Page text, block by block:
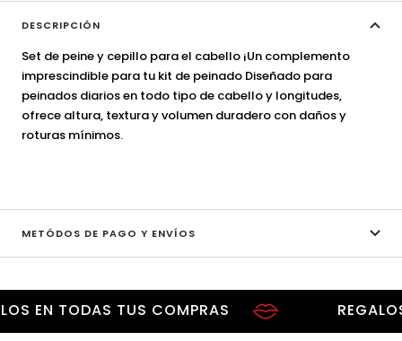
DESCRIPCIÓN
Set de peine y cepillo para el cabello ¡Un complemento
imprescindible para tu kit de peinado Diseñado para
peinados diarios en todo tipo de cabello y longitudes,
ofrece altura, textura y volumen duradero con daños y
roturas mínimos.
METÓDOS DE PAGO Y ENVÍOS
EN TODAS TUS COMPRAS REGALOS